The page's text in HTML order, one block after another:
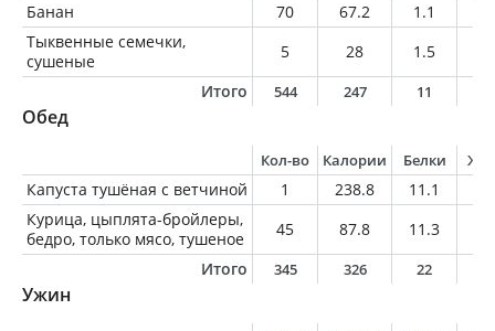
Банан 70 67.2 1.1
Тыквенные семечки,
сушеные
5 28 1.5
Итого
544 247 11
Обед
Кол-во Калории Белки
Капуста тушёная с ветчиной 1 238.8 11.1
Курица, цыплята-бройлеры,
бедро, только мясо, тушеное
45 87.8 11.3
Итого
345 326 22
Ужин